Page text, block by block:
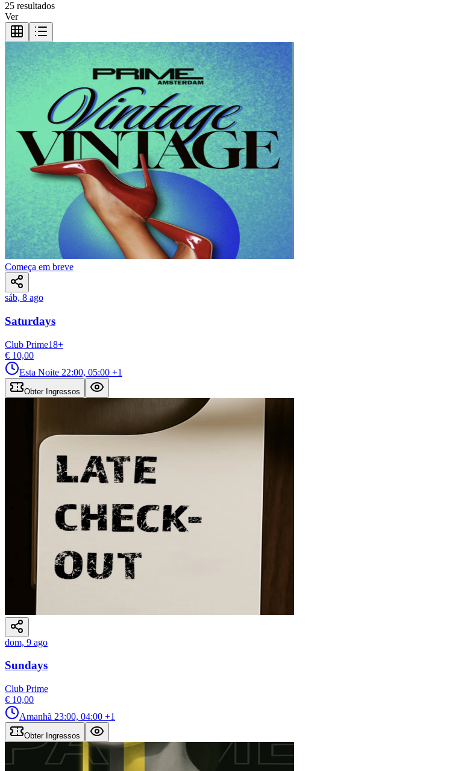
25 resultados
Ver
Começa em breve
sáb, 8 ago
Saturdays
Club Prime18+
€ 10,00
Esta Noite 22:00, 05:00 +1
Obter Ingressos
dom, 9 ago
Sundays
Club Prime
€ 10,00
Amanhã 23:00, 04:00 +1
Obter Ingressos